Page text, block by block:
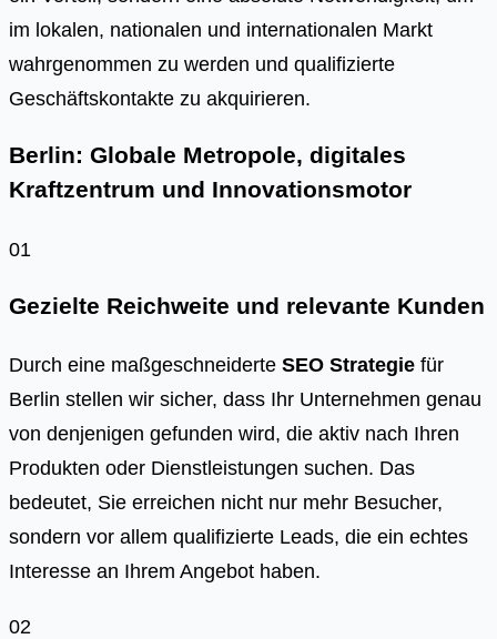
im lokalen, nationalen und internationalen Markt
wahrgenommen zu werden und qualifizierte
Geschäftskontakte zu akquirieren.
Berlin: Globale Metropole, digitales
Kraftzentrum und Innovationsmotor
01
Gezielte Reichweite und relevante Kunden
Durch eine maßgeschneiderte SEO Strategie für
Berlin stellen wir sicher, dass Ihr Unternehmen genau
von denjenigen gefunden wird, die aktiv nach Ihren
Produkten oder Dienstleistungen suchen. Das
bedeutet, Sie erreichen nicht nur mehr Besucher,
sondern vor allem qualifizierte Leads, die ein echtes
Interesse an Ihrem Angebot haben.
02